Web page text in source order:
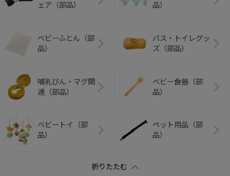
ェア（部品）
品）
ベビーふとん（部
品）
バス・トイレグッ
ズ（部品）
哺乳びん・マグ関
連（部品）
ベビー食器（部
品）
ベビートイ（部
品）
ペット用品（部
品）